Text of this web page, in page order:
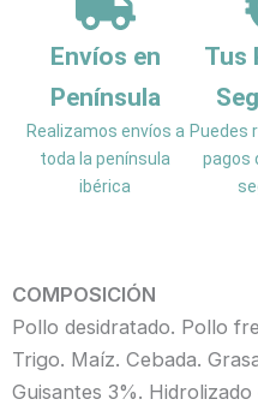
Envíos en
Península
Realizamos envíos a
toda la península
ibérica
Tus
Puedes
pagos
COMPOSICIÓN
Pollo desidratado. Pollo
Trigo. Maíz. Cebada.
Guisantes 3%.